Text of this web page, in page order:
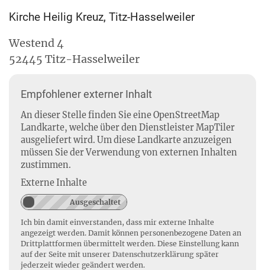
Kirche Heilig Kreuz, Titz-Hasselweiler
Westend 4
52445 Titz-Hasselweiler
Empfohlener externer Inhalt
An dieser Stelle finden Sie eine OpenStreetMap
Landkarte, welche über den Dienstleister MapTiler
ausgeliefert wird. Um diese Landkarte anzuzeigen
müssen Sie der Verwendung von externen Inhalten
zustimmen.
Externe Inhalte
Ich bin damit einverstanden, dass mir externe Inhalte
angezeigt werden. Damit können personenbezogene Daten an
Drittplattformen übermittelt werden. Diese Einstellung kann
auf der Seite mit unserer Datenschutzerklärung später
jederzeit wieder geändert werden.